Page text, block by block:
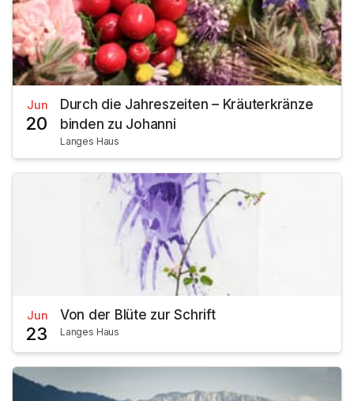
Jun
20
Durch die Jahreszeiten – Kräuterkränze
binden zu Johanni
Langes Haus
Jun
23
Von der Blüte zur Schrift
Langes Haus